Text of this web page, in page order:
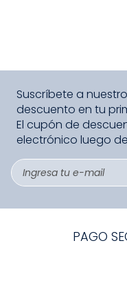
Suscríbete a
descuento en tu
El cupón de
electrónico luego
PAGO